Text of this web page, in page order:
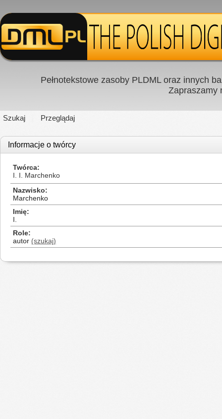
Pełnotekstowe zasoby PLDML oraz innych
Zapraszamy
Szukaj Przeglądaj
Informacje o twórcy
Twórca
I. I. Marchenko
Nazwisko
Marchenko
Imię
I.
Role
autor (szukaj)